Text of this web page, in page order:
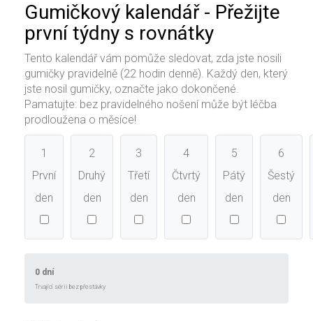
Gumičkový kalendář - Přežijte
první týdny s rovnátky
Tento kalendář vám pomůže sledovat, zda jste nosili
gumičky pravidelně (22 hodin denně). Každý den, který
jste nosil gumičky, označte jako dokončené.
Pamatujte: bez pravidelného nošení může být léčba
prodloužena o měsíce!
1
První
den
2
Druhý
den
3
Třetí
den
4
Čtvrtý
den
5
Pátý
den
6
Šestý
den
0 dní
Trvající sérii bez přestávky